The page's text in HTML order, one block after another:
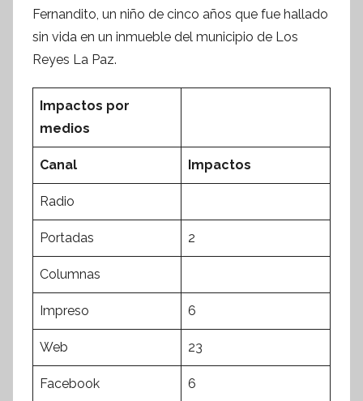
t
e
f
o
a
i
v
a
Fernandito, un niño de cinco años que fue hallado
sin vida en un inmueble del municipio de Los
Reyes La Paz.
Impactos por
medios
Canal Impactos
Radio
Portadas 2
Columnas
Impreso 6
Web 23
Facebook 6